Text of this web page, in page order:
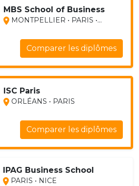
MBS School of Business
MONTPELLIER • PARIS •...
Comparer les diplômes
ISC Paris
ORLÉANS • PARIS
Comparer les diplômes
IPAG Business School
PARIS • NICE